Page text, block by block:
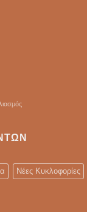
στο
Νέες Κυκλοφορίες